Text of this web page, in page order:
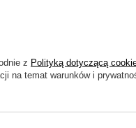
z Polityką dotyczącą
na temat warunków i